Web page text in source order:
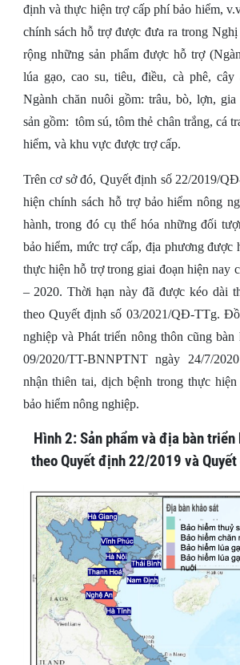
định và thực hiện trợ cấp phí bảo hiểm,
chính sách hỗ trợ được đưa ra trong
rộng những sản phẩm được hỗ trợ
lúa gạo, cao su, tiêu, điều, cà phê, cây
Ngành chăn nuôi gồm: trâu, bò, lợn,
sản gồm: tôm sú, tôm thẻ chân trắng, cá
hiểm, và khu vực được trợ cấp.
Trên cơ sở đó, Quyết định số 22/2019/
hiện chính sách hỗ trợ bảo hiểm nông
hành, trong đó cụ thể hóa những đối
bảo hiểm, mức trợ cấp, địa phương được
thực hiện hỗ trợ trong giai đoạn hiện nay
– 2020. Thời hạn này đã được kéo dài
theo Quyết định số 03/2021/QĐ-TTg.
nghiệp và Phát triển nông thôn cũng
09/2020/TT-BNNPTNT ngày 24/7/
nhận thiên tai, dịch bệnh trong thực
bảo hiểm nông nghiệp.
Hình 2: Sản phẩm và địa bàn triển
theo Quyết định 22/2019 và